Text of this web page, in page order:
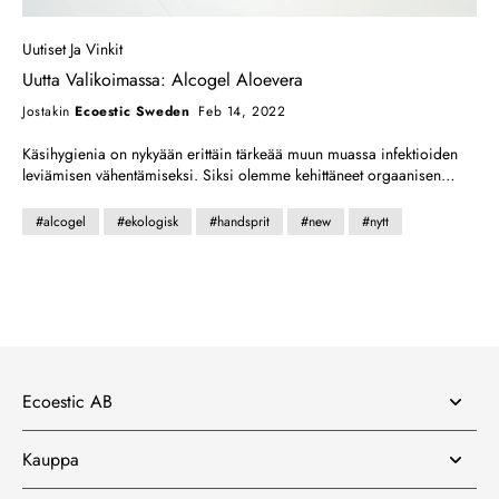
Uutiset Ja Vinkit
Uutta Valikoimassa: Alcogel Aloevera
JostakinEcoestic Sweden Feb 14, 2022
Käsihygienia on nykyään erittäin tärkeää muun muassa infektioiden
leviämisen vähentämiseksi. Siksi olemme kehittäneet orgaanisen
desinfiointiaine, jota voidaan käyttää päivittäin. Se ravitsee, kosteuttaa
ja tehoaa sekä bakteereihin että viruksiin. ECOESTIC-puhdistusaine
#alcogel #ekologisk #handsprit #new #nytt
Ecoestic AB
Kauppa